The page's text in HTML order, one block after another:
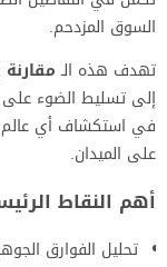
السوق المزدحم.
تهدف هذه الـمقارنة
إلى تسليط الضوء على
في استكشاف أي عالم
على الميدان.
أهم النقاط
تحليل الفوارق